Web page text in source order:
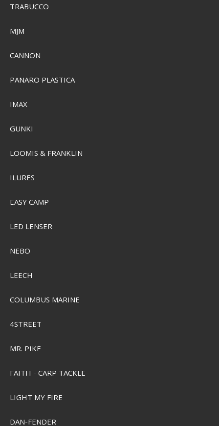
GRMN-010-02921-01
SEK 11.396,00
GRMN-010-03387-10
SEK 5.220,00
TRABUCCO
MJM
CANNON
PANARO PLASTICA
IMAX
GUNKI
LOOMIS & FRANKLIN
ILURES
EASY CAMP
LED LENSER
NEBO
LEECH
COLUMBUS MARINE
4STREET
MR. PIKE
FAITH - CARP TACKLE
LIGHT MY FIRE
DAN-FENDER